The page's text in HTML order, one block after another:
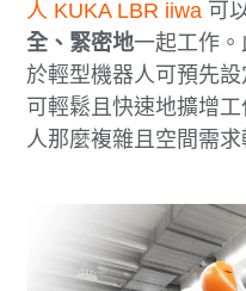
人 KUKA LBR iiwa 可
全、緊密地一起工作
於輕型機器人可預先
可輕鬆且快速地擴增
人那麼複雜且空間需求